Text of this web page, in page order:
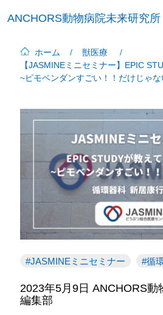
ANCHORS動物病院未来研究所
ホーム
獣医療
【JASMINEミニセミナー】EPIC
~ピモベンダンすごい！！だけじゃな
JASMINEミニセミナー 循
2023年5月9日 ANCHORS動
編集部